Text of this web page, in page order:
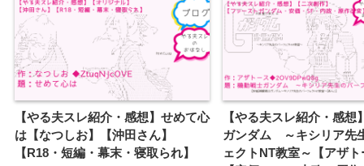
【やる夫スレ紹介・感想】せめて心
は【なつしお】【沖田さん】
【R18・短編・幕末・寝取られ】
【やる夫スレ紹介・感想
ガンダム ～キシリア先
ェクトNT教室～【アザト